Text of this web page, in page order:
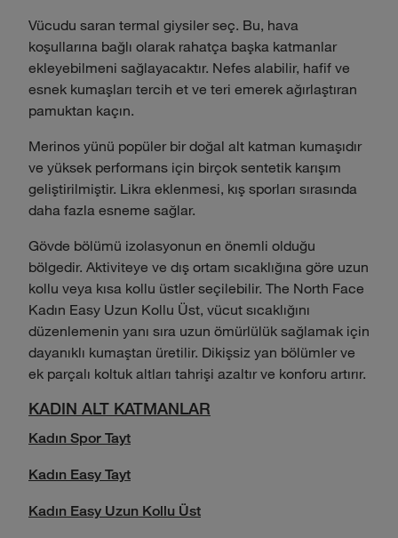
Vücudu saran termal giysiler seç. Bu, hava
koşullarına bağlı olarak rahatça başka katmanlar
ekleyebilmeni sağlayacaktır. Nefes alabilir, hafif ve
esnek kumaşları tercih et ve teri emerek ağırlaştıran
pamuktan kaçın.
Merinos yünü popüler bir doğal alt katman kumaşıdır
ve yüksek performans için birçok sentetik karışım
geliştirilmiştir. Likra eklenmesi, kış sporları sırasında
daha fazla esneme sağlar.
Gövde bölümü izolasyonun en önemli olduğu
bölgedir. Aktiviteye ve dış ortam sıcaklığına göre uzun
kollu veya kısa kollu üstler seçilebilir. The North Face
Kadın Easy Uzun Kollu Üst, vücut sıcaklığını
düzenlemenin yanı sıra uzun ömürlülük sağlamak için
dayanıklı kumaştan üretilir. Dikişsiz yan bölümler ve
ek parçalı koltuk altları tahrişi azaltır ve konforu artırır.
KADIN ALT KATMANLAR
Kadın Spor Tayt
Kadın Easy Tayt
Kadın Easy Uzun Kollu Üst